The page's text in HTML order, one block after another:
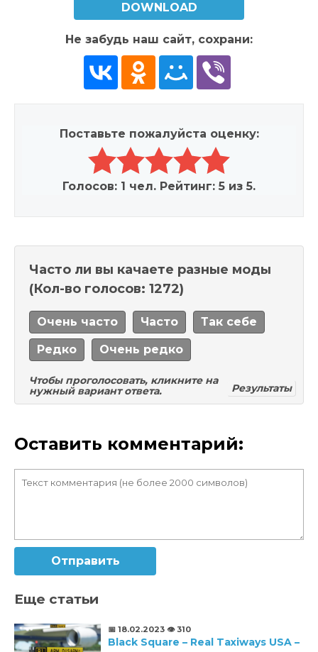
DOWNLOAD
Не забудь наш сайт, сохрани:
Поставьте пожалуйста оценку:
Голосов: 1 чел. Рейтинг: 5 из 5.
Часто ли вы качаете разные моды
(Кол-во голосов: 1272)
Очень часто Часто Так себе
Редко Очень редко
Чтобы проголосовать, кликните на
нужный вариант ответа.
Результаты
Оставить комментарий:
Отправить
Еще статьи
📅 18.02.2023 👁️ 310
Black Square – Real Taxiways USA –